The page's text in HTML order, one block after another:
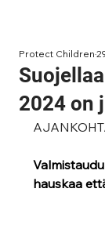
2024 on
Protect Children
hauskaa